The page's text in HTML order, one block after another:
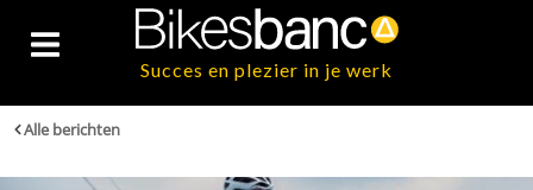
Succes en plezier in je werk
Alle berichten